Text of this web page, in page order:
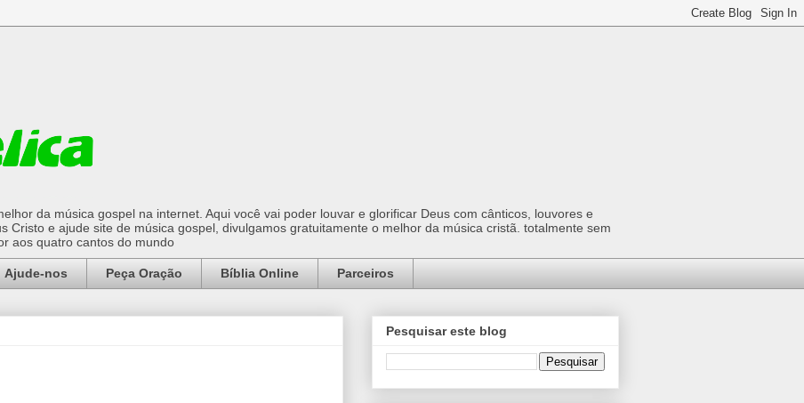
da música gospel na internet. Aqui você vai poder louvar e glorificar Deus com cânticos, louvores e
Cristo e ajude site de música gospel, divulgamos gratuitamente o melhor da música cristã. totalmente sem
aos quatro cantos do mundo
Ajude-nos Peça Oração Bíblia Online Parceiros
Pesquisar este blog